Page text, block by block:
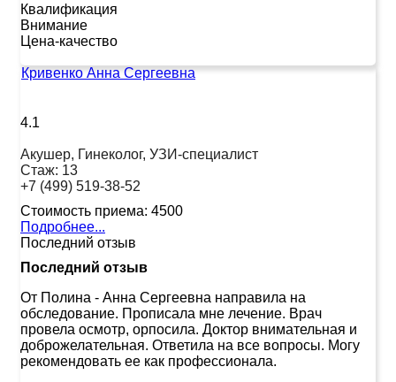
Квалификация
Внимание
Цена-качество
Кривенко Анна Сергеевна
4.1
Акушер, Гинеколог, УЗИ-специалист
Стаж: 13
+7 (499) 519-38-52
Стоимость приема: 4500
Подробнее...
Последний отзыв
Последний отзыв
От Полина - Анна Сергеевна направила на
обследование. Прописала мне лечение. Врач
провела осмотр, орпосила. Доктор внимательная и
доброжелательная. Ответила на все вопросы. Могу
рекомендовать ее как профессионала.